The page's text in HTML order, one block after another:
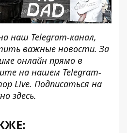
наш Telegram-канал,
важные новости. За
онлайн прямо в
на нашем Telegram-
Live. Подписаться на
здесь.